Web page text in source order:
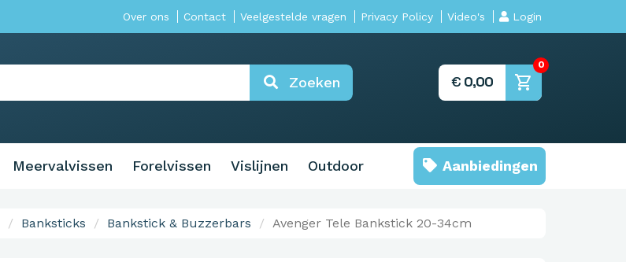
Over ons Contact Veelgestelde vragen Privacy Policy Video's Login
Zoeken € 0,00
0
shopping_cart
Aanbiedingen
Meervalvissen Forelvissen Vislijnen Outdoor
Banksticks Bankstick & Buzzerbars Avenger Tele Bankstick 20-34cm